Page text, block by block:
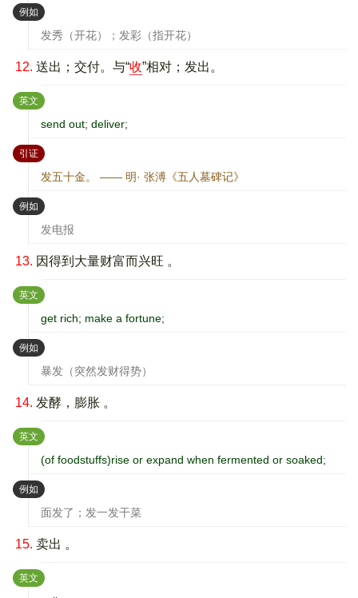
例如 ：
发秀（开花）；发彩（指开花）
12. 送出；交付。与“收”相对；发出。
英文 ：
send out; deliver;
引证：
发五十金。 —— 明· 张溥《五人墓碑记》
例如 ：
发电报
13. 因得到大量财富而兴旺 。
英文 ：
get rich; make a fortune;
例如 ：
暴发（突然发财得势）
14. 发酵，膨胀 。
英文 ：
(of foodstuffs)rise or expand when fermented or soaked;
例如 ：
面发了；发一发干菜
15. 卖出 。
英文 ：